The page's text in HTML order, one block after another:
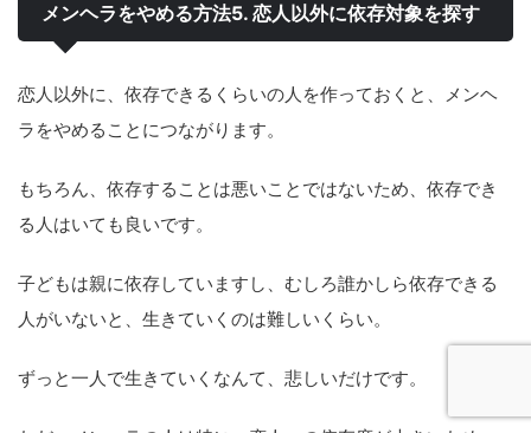
メンヘラをやめる方法5. 恋人以外に依存対象を探す
恋人以外に、依存できるくらいの人を作っておくと、メンヘ
ラをやめることにつながります。
もちろん、依存することは悪いことではないため、依存でき
る人はいても良いです。
子どもは親に依存していますし、むしろ誰かしら依存できる
人がいないと、生きていくのは難しいくらい。
ずっと一人で生きていくなんて、悲しいだけです。